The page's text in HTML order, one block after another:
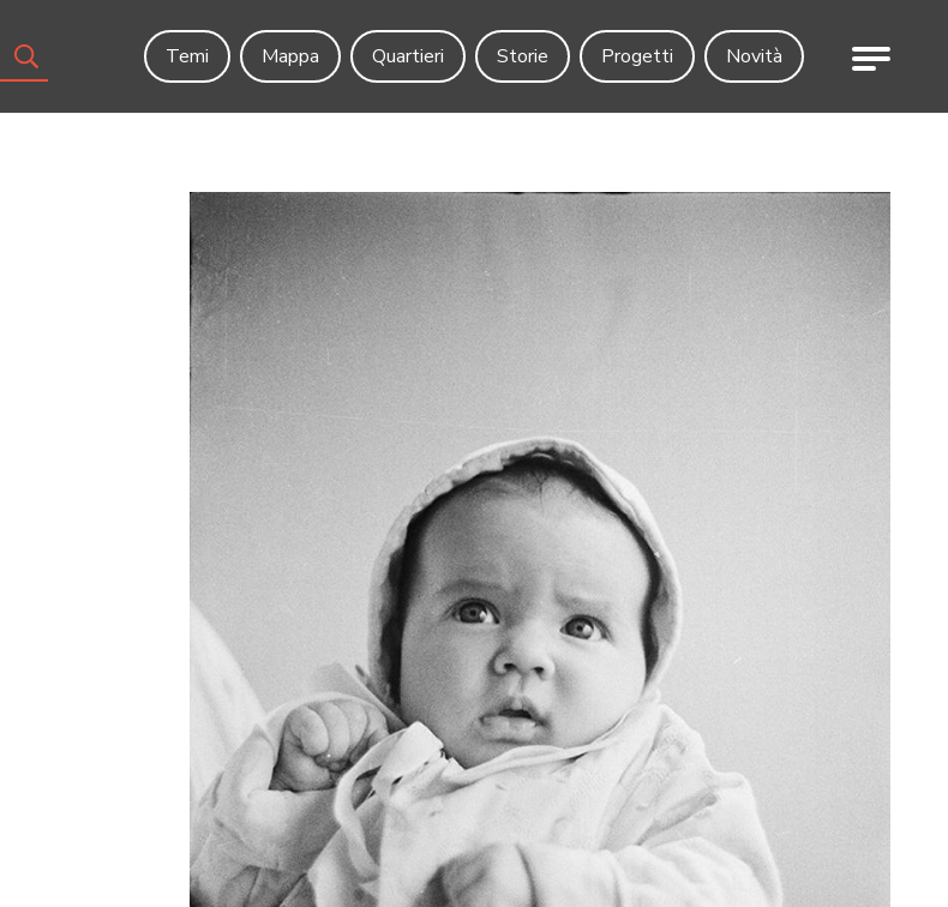
Temi
Mappa Quartieri Storie Progetti Novità Menu